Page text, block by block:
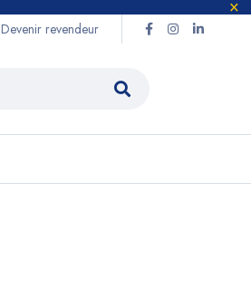
Devenir revendeur